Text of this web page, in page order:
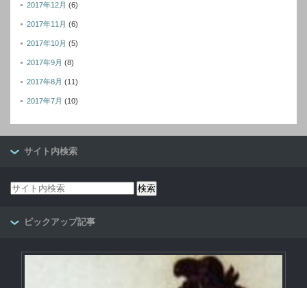
2017年12月 (6)
2017年11月 (6)
2017年10月 (5)
2017年9月 (8)
2017年8月 (11)
2017年7月 (10)
サイト内検索
ピックアップ記事